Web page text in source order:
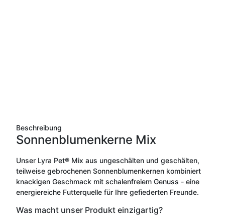
Beschreibung
Sonnenblumenkerne Mix
Unser Lyra Pet® Mix aus ungeschälten und geschälten,
teilweise gebrochenen Sonnenblumenkernen kombiniert
knackigen Geschmack mit schalenfreiem Genuss - eine
energiereiche Futterquelle für Ihre gefiederten Freunde.
Was macht unser Produkt einzigartig?